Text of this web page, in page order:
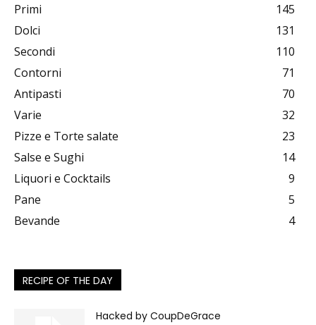
Primi
145
Dolci
131
Secondi
110
Contorni
71
Antipasti
70
Varie
32
Pizze e Torte salate
23
Salse e Sughi
14
Liquori e Cocktails
9
Pane
5
Bevande
4
RECIPE OF THE DAY
Hacked by CoupDeGrace